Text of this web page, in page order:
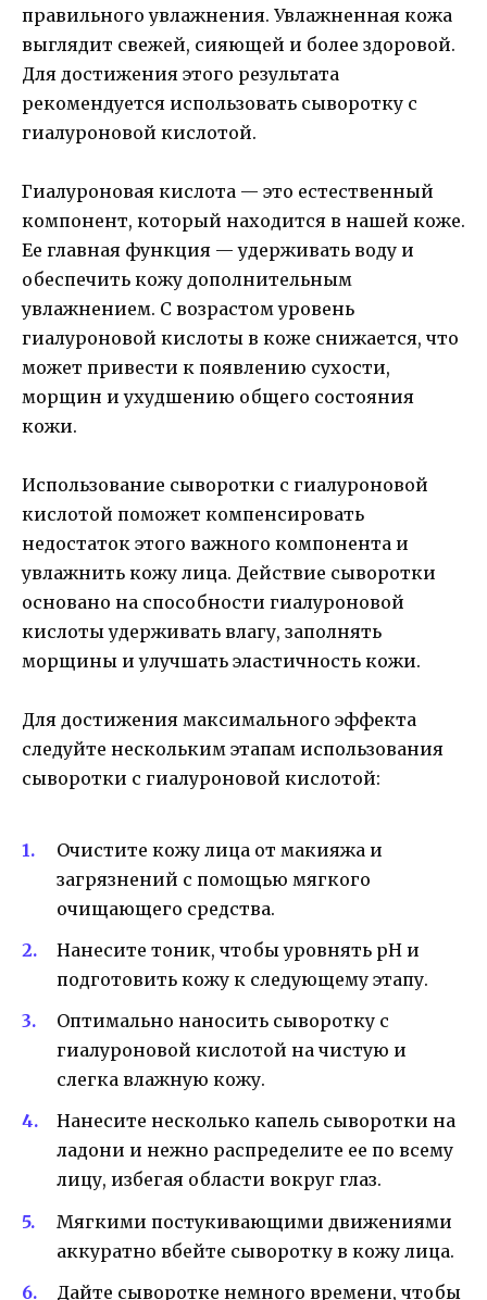
правильного увлажнения. Увлажненная кожа
выглядит свежей, сияющей и более здоровой.
Для достижения этого результата
рекомендуется использовать сыворотку с
гиалуроновой кислотой.
Гиалуроновая кислота — это естественный
компонент, который находится в нашей коже.
Ее главная функция — удерживать воду и
обеспечить кожу дополнительным
увлажнением. С возрастом уровень
гиалуроновой кислоты в коже снижается, что
может привести к появлению сухости,
морщин и ухудшению общего состояния
кожи.
Использование сыворотки с гиалуроновой
кислотой поможет компенсировать
недостаток этого важного компонента и
увлажнить кожу лица. Действие сыворотки
основано на способности гиалуроновой
кислоты удерживать влагу, заполнять
морщины и улучшать эластичность кожи.
Для достижения максимального эффекта
следуйте нескольким этапам использования
сыворотки с гиалуроновой кислотой:
Очистите кожу лица от макияжа и
загрязнений с помощью мягкого
очищающего средства.
Нанесите тоник, чтобы уровнять pH и
подготовить кожу к следующему этапу.
Оптимально наносить сыворотку с
гиалуроновой кислотой на чистую и
слегка влажную кожу.
Нанесите несколько капель сыворотки на
ладони и нежно распределите ее по всему
лицу, избегая области вокруг глаз.
Мягкими постукивающими движениями
аккуратно вбейте сыворотку в кожу лица.
Дайте сыворотке немного времени, чтобы